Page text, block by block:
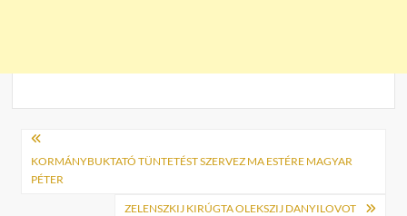
Bejegyzés
navigáció
KORMÁNYBUKTATÓ TÜNTETÉST SZERVEZ MA ESTÉRE MAGYAR
PÉTER
ZELENSZKIJ KIRÚGTA OLEKSZIJ DANYILOVOT